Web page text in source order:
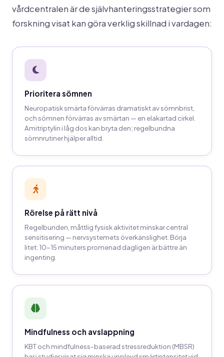
vårdcentralen är de självhanteringsstrategier som
forskning visat kan göra verklig skillnad i vardagen:
Prioritera sömnen
Neuropatisk smärta förvärras dramatiskt av sömnbrist,
och sömnen förvärras av smärtan — en elakartad cirkel.
Amitriptylin i låg dos kan bryta den; regelbundna
sömnrutiner hjälper alltid.
Rörelse på rätt nivå
Regelbunden, måttlig fysisk aktivitet minskar central
sensitisering — nervsystemets överkänslighet. Börja
litet: 10–15 minuters promenad dagligen är bättre än
ingenting.
Mindfulness och avslappning
KBT och mindfulness-baserad stressreduktion (MBSR)